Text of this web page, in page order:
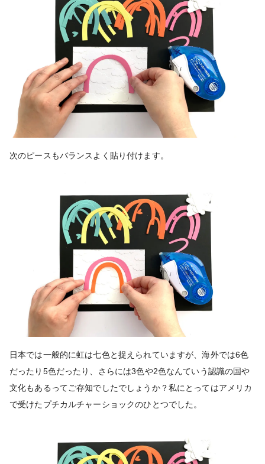
次のピースもバランスよく貼り付けます。
日本では一般的に虹は七色と捉えられていますが、海外では6色
だったり5色だったり、さらには3色や2色なんていう認識の国や
文化もあるってご存知でしたでしょうか？私にとってはアメリカ
で受けたプチカルチャーショックのひとつでした。